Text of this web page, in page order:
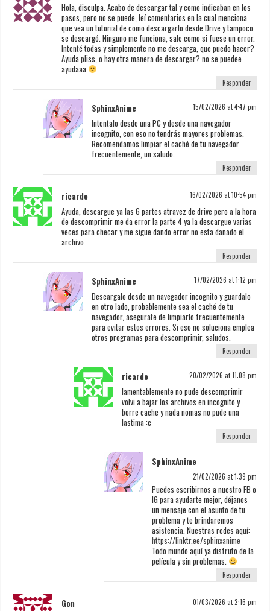
Hola, disculpa. Acabo de descargar tal y como indicaban en los
pasos, pero no se puede, leí comentarios en la cual menciona
que vea un tutorial de como descargarlo desde Drive y tampoco
se descargó. Ninguno me funciona, sale como si fuese un error.
Intenté todas y simplemente no me descarga, que puedo hacer?
Ayuda pliss, o hay otra manera de descargar? no se puedee
ayudaaa
Responder
SphinxAnime 15/02/2026 at 4:47 pm
Intentalo desde una PC y desde una navegador
incognito, con eso no tendrás mayores problemas.
Recomendamos limpiar el caché de tu navegador
frecuentemente, un saludo.
Responder
ricardo 16/02/2026 at 10:54 pm
Ayuda, descargue ya las 6 partes atravez de drive pero a la hora
de descomprimir me da error la parte 4 ya la descargue varias
veces para checar y me sigue dando error no esta dañado el
archivo
Responder
SphinxAnime 17/02/2026 at 1:12 pm
Descargalo desde un navegador incognito y guardalo
en otro lado, probablemente sea el caché de tu
navegador, asegurate de limpiarlo frecuentemente
para evitar estos errores. Si eso no soluciona emplea
otros programas para descomprimir, saludos.
Responder
ricardo 20/02/2026 at 11:08 pm
lamentablemente no pude descomprimir
volvi a bajar los archivos en incognito y
borre cache y nada nomas no pude una
lastima :c
Responder
SphinxAnime
21/02/2026 at 1:39 pm
Puedes escribirnos a nuestro FB o
IG para ayudarte mejor, déjanos
un mensaje con el asunto de tu
problema y te brindaremos
asistencia. Nuestras redes aquí:
https://linktr.ee/sphinxanime
Todo mundo aquí ya disfruto de la
película y sin problemas.
Responder
Gon 01/03/2026 at 2:16 pm